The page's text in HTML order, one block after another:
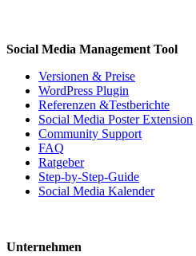
Social Media Management Tool
Versionen & Preise
WordPress Plugin
Referenzen &Testberichte
Social Media Poster Extension
Community Support
FAQ
Ratgeber
Step-by-Step-Guide
Social Media Kalender
Unternehmen